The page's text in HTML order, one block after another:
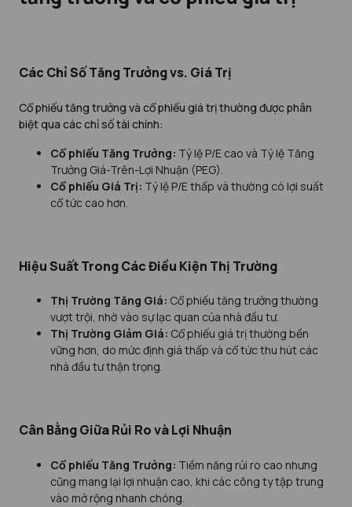
Các Chỉ Số Tăng Trưởng vs. Giá Trị
Cổ phiếu tăng trưởng và cổ phiếu giá trị thường được phân
biệt qua các chỉ số tài chính:
Cổ phiếu Tăng Trưởng: Tỷ lệ P/E cao và Tỷ lệ Tăng
Trưởng Giá-Trên-Lợi Nhuận (PEG).
Cổ phiếu Giá Trị: Tỷ lệ P/E thấp và thường có lợi suất
cổ tức cao hơn.
Hiệu Suất Trong Các Điều Kiện Thị Trường
Thị Trường Tăng Giá: Cổ phiếu tăng trưởng thường
vượt trội, nhờ vào sự lạc quan của nhà đầu tư.
Thị Trường Giảm Giá: Cổ phiếu giá trị thường bền
vững hơn, do mức định giá thấp và cổ tức thu hút các
nhà đầu tư thận trọng.
Cân Bằng Giữa Rủi Ro và Lợi Nhuận
Cổ phiếu Tăng Trưởng: Tiềm năng rủi ro cao nhưng
cũng mang lại lợi nhuận cao, khi các công ty tập trung
vào mở rộng nhanh chóng.